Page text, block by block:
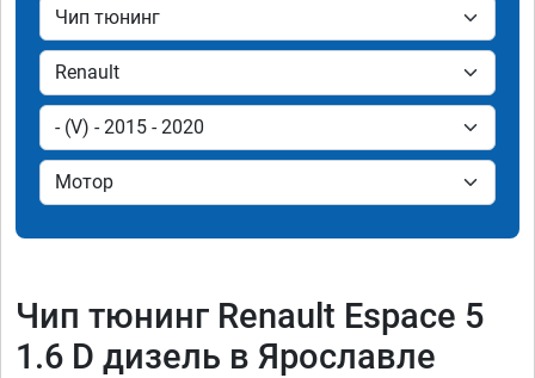
Чип тюнинг Renault Espace 5
1.6 D дизель в Ярославле